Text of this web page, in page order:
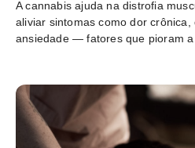
A cannabis ajuda na distrofia
aliviar sintomas como dor
ansiedade — fatores que pioram